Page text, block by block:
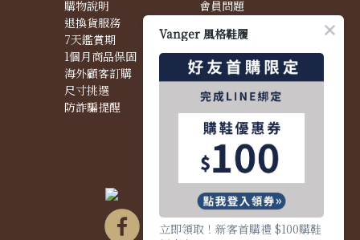
購物說明
退換貨服務
7天鑑賞期
1個月商品保固
海外顧客訂購
尺寸挑選
防詐騙提醒
會員問題
配送問題
退換貨問題
商品問題
Vanger 風格鞋履
立即領取！新客首購禮 $100購鞋